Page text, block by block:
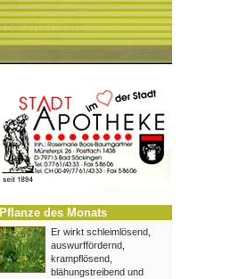
Pflanze des Monats
Er wirkt schleimlösend,
auswurffördernd,
krampflösend,
blähungstreibend und